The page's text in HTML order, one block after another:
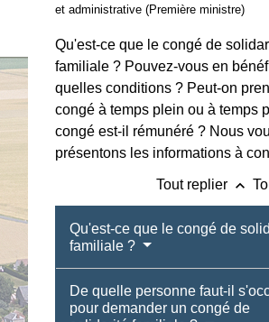
et administrative (Première ministre)
Qu'est-ce que le congé de
familiale ? Pouvez-vous en
quelles conditions ? Peut-on
congé à temps plein ou à temps
congé est-il rémunéré ? Nous
présentons les informations à
Tout replier keyboard_arrow_up
Qu'est-ce que le congé de
familiale ?
De quelle personne faut-il
pour demander un congé de